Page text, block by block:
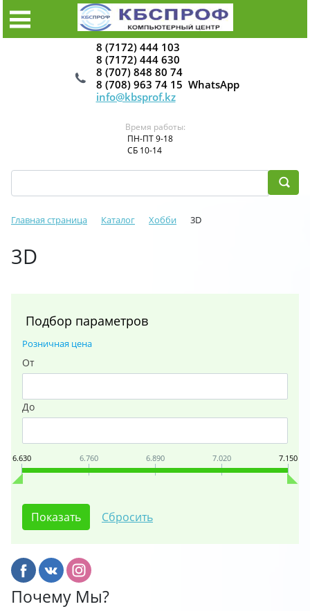
8 (7172) 444 103
8 (7172) 444 630
8 (707) 848 80 74
8 (708) 963 74 15 WhatsApp
info@kbsprof.kz
Время работы:
ПН-ПТ 9-18
СБ 10-14
Главная страница Каталог Хобби 3D
3D
Подбор параметров
Розничная цена
От
До
6.630 6.760 6.890 7.020 7.150
Почему Мы?